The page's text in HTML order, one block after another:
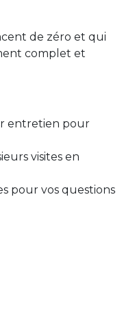
de zéro et qui
complet et
entretien pour
visites en
pour vos questions